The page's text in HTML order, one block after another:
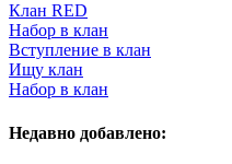
Клан RED
Набор в клан
Вступление в клан
Ищу клан
Набор в клан
Недавно добавлено: